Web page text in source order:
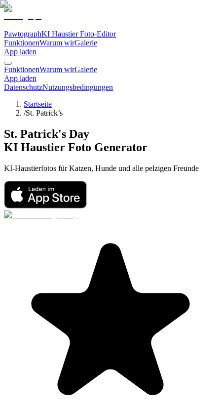
PawtographKI Haustier Foto-Editor
FunktionenWarum wirGalerie
App laden
FunktionenWarum wirGalerie
App laden
DatenschutzNutzungsbedingungen
Startseite
/St. Patrick’s
St. Patrick's Day
KI Haustier Foto Generator
KI-Haustierfotos für Katzen, Hunde und alle pelzigen Freunde